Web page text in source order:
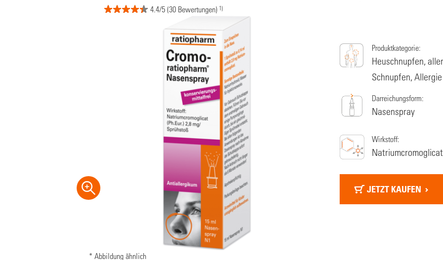
4.4/5 (30 Bewertungen) 1)
* Abbildung ähnlich
Produktkategorie:
Heuschnupfen,
Schnupfen, Allergie
Darreichungsform:
Nasenspray
Wirkstoff:
Natriumcromoglicat
JETZT KAUFEN